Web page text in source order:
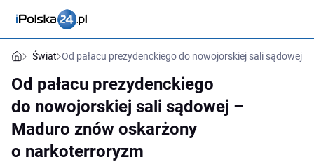
Świat Od pałacu prezydenckiego do nowojorskiej sali sądowej
Od pałacu prezydenckiego
do nowojorskiej sali sądowej –
Maduro znów oskarżony
o narkoterroryzm